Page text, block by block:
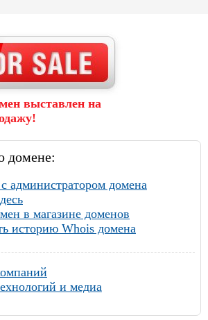
выставлен на
домене:
администратором домена
в магазине доменов
историю Whois домена
и медиа